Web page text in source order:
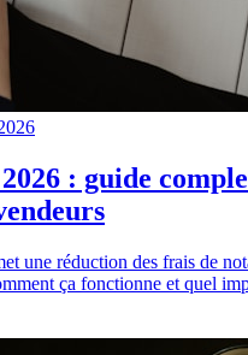
: guide
une réduction des frais de
ça fonctionne et quel